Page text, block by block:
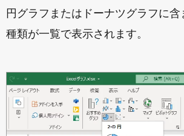
円グラフまたはドーナツグラフに
種類が一覧で表示されます。